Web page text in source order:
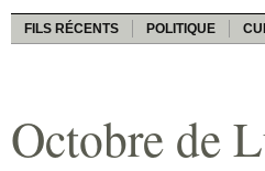
FILS RÉCENTS POLITIQUE
Octobre de